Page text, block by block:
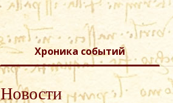
Хроника событий
Новости